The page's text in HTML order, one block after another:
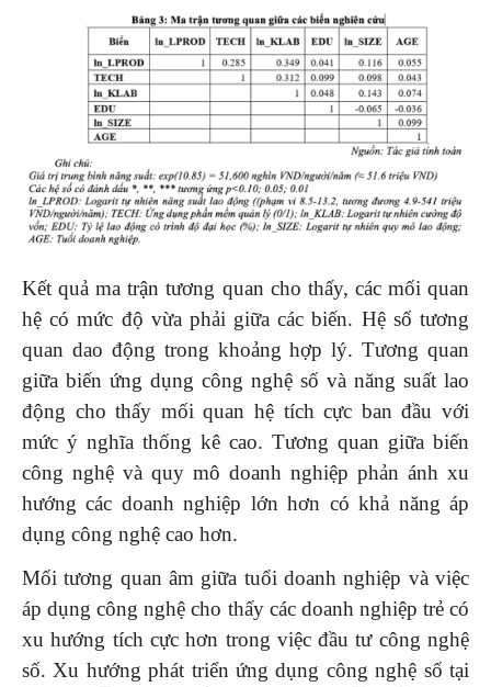
Kết quả ma trận tương quan cho thấy, các mối quan
hệ có mức độ vừa phải giữa các biến. Hệ số tương
quan dao động trong khoảng hợp lý. Tương quan
giữa biến ứng dụng công nghệ số và năng suất lao
động cho thấy mối quan hệ tích cực ban đầu với
mức ý nghĩa thống kê cao. Tương quan giữa biến
công nghệ và quy mô doanh nghiệp phản ánh xu
hướng các doanh nghiệp lớn hơn có khả năng áp
dụng công nghệ cao hơn.
Mối tương quan âm giữa tuổi doanh nghiệp và việc
áp dụng công nghệ cho thấy các doanh nghiệp trẻ có
xu hướng tích cực hơn trong việc đầu tư công nghệ
số. Xu hướng phát triển ứng dụng công nghệ số tại